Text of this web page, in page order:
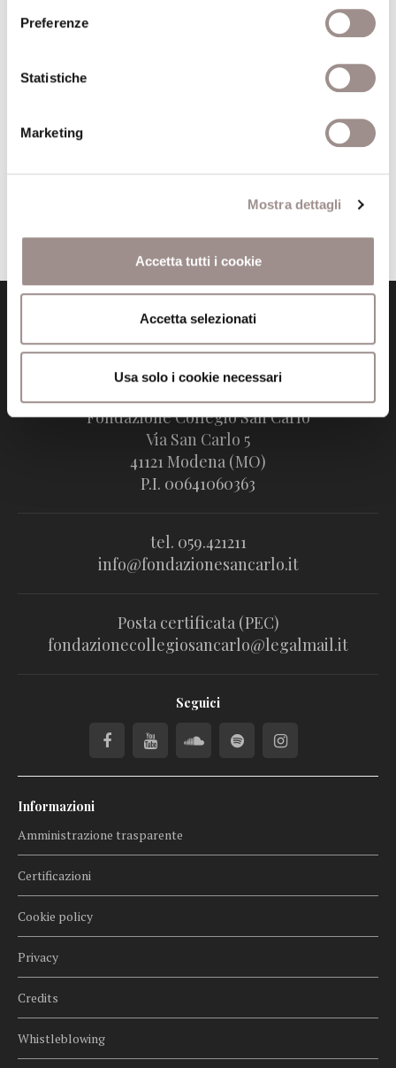
Preferenze
Statistiche
Marketing
Mostra dettagli
Accetta tutti i cookie
Accetta selezionati
Usa solo i cookie necessari
Indagine sui rapporti tra adolescenti e parrocchie
Editore
Fondazione Collegio San Carlo
Via San Carlo 5
41121 Modena (MO)
P.I. 00641060363
tel. 059.421211
info@fondazionesancarlo.it
Posta certificata (PEC)
fondazionecollegiosancarlo@legalmail.it
Seguici
Informazioni
Amministrazione trasparente
Certificazioni
Cookie policy
Privacy
Credits
Whistleblowing